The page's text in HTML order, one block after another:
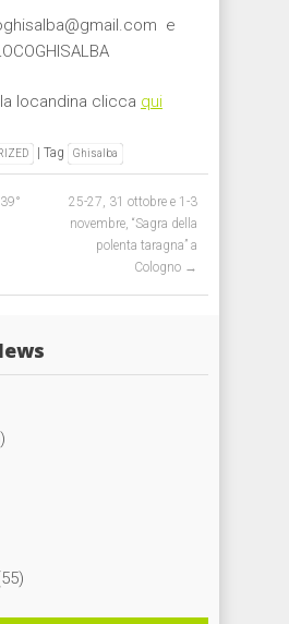
e
locandina clicca qui
| Tag Ghisalba
25-27, 31 ottobre e 1-3
novembre, “Sagra della
polenta taragna” a
Cologno →